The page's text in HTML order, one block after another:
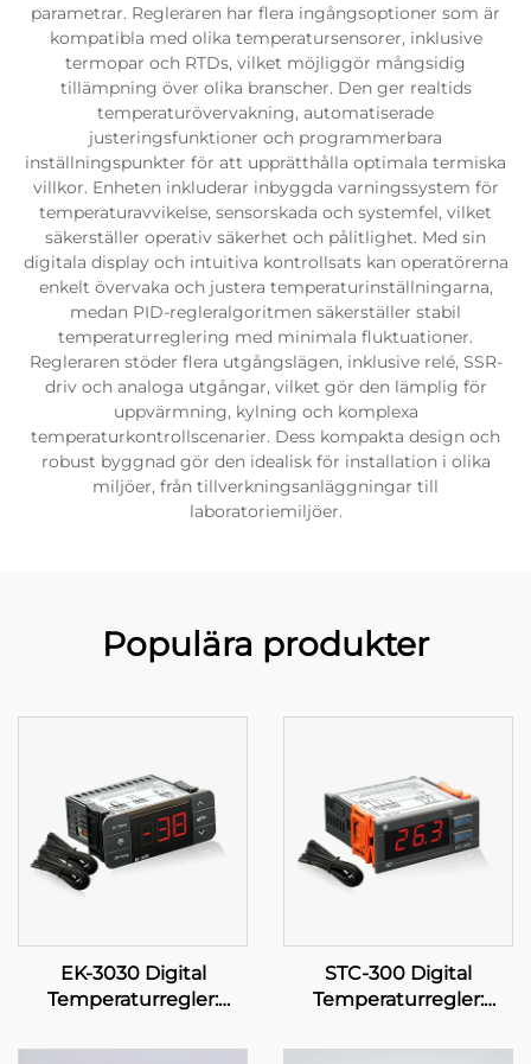
parametrar. Regleraren har flera ingångsoptioner som är
kompatibla med olika temperatursensorer, inklusive
termopar och RTDs, vilket möjliggör mångsidig
tillämpning över olika branscher. Den ger realtids
temperaturövervakning, automatiserade
justeringsfunktioner och programmerbara
inställningspunkter för att upprätthålla optimala termiska
villkor. Enheten inkluderar inbyggda varningssystem för
temperaturavvikelse, sensorskada och systemfel, vilket
säkerställer operativ säkerhet och pålitlighet. Med sin
digitala display och intuitiva kontrollsats kan operatörerna
enkelt övervaka och justera temperaturinställningarna,
medan PID-regleralgoritmen säkerställer stabil
temperaturreglering med minimala fluktuationer.
Regleraren stöder flera utgångslägen, inklusive relé, SSR-
driv och analoga utgångar, vilket gör den lämplig för
uppvärmning, kylning och komplexa
temperaturkontrollscenarier. Dess kompakta design och
robust byggnad gör den idealisk för installation i olika
miljöer, från tillverkningsanläggningar till
laboratoriemiljöer.
Populära produkter
EK-3030 Digital
Temperaturregler:
temperaturreglering för
STC-300 Digital
Temperaturregler:
versatilitet för effektiv